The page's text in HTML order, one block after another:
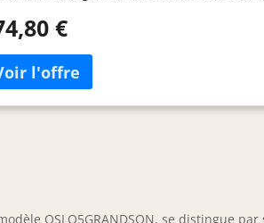
La table est fabriquée en stratifié
incroyables pendant de nombreuses
être utilisée dans la cuisine, la salle à
polyvalente et idéale pour répondre
des forêts polonaises.
€
OSLO5GRANDSON, se distingue